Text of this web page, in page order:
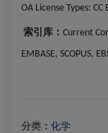
OA License Types: CC
索引库： Current
EMBASE, SCOPUS,
分类： 化学